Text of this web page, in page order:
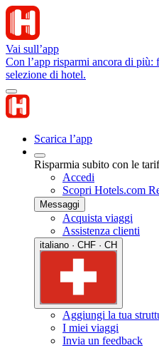
Vai sull’app
Con l’app risparmi ancora di più:
selezione di hotel.
Scarica l’app
Risparmia subito con le
Accedi
Scopri Hotels.com
Messaggi
Acquista viaggi
Assistenza clienti
italiano · CHF · CH
Aggiungi la tua
I miei viaggi
Invia un feedback